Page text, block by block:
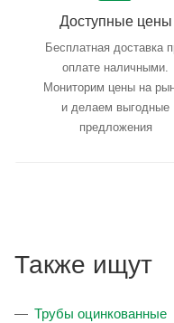
Доступные цены
Бесплатная доставка
оплате наличными.
Мониторим цены на
и делаем выгодные
предложения
Также ищут
Трубы оцинкованные